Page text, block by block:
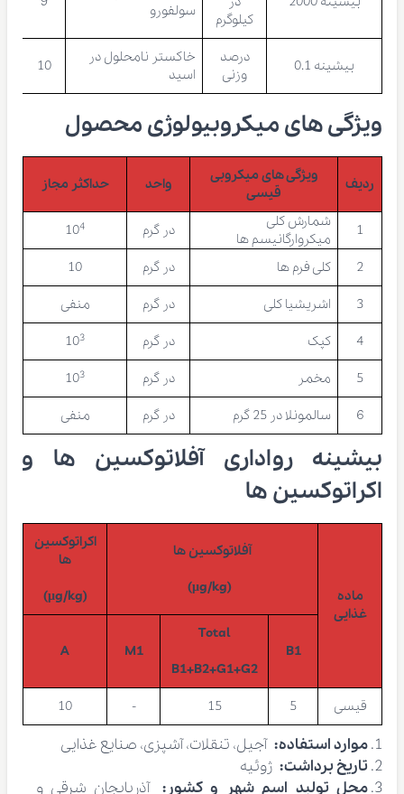
کیلوگرم
سولفورو
بیشینه 0.1
درصد
وزنی
خاکستر نامحلول در
اسید
10
ویژگی های میکروبیولوژی محصول
ردیف
ویژگی های میکروبی
قیسی
واحد حداکثر مجاز
1
شمارش کلی
میکروارگانیسم ها
در گرم 104
2 کلی فرم ها در گرم 10
3 اشریشیا کلی در گرم منفی
4 کپک در گرم 103
5 مخمر در گرم 103
6 سالمونلا در 25 گرم در گرم منفی
بیشینه رواداری آفلاتوکسین ها و
اکراتوکسین ها
ماده
غذایی
آفلاتوکسین ها
(µg/kg)
اکراتوکسین
ها
(µg/kg)
B1
Total
B1+B2+G1+G2
M1
A
قیسی 5
15
-
10
موارد استفاده:آجیل، تنقلات، آشپزی، صنایع غذایی
تاریخ برداشت: ژوئیه
محل تولید اسم شهر و کشور:آذربایجان شرقی و